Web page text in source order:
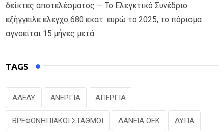
δείκτες αποτελέσματος — Το Ελεγκτικό Συνέδριο
εξήγγειλε έλεγχο 680 εκατ. ευρώ το 2025, το πόρισμα
αγνοείται 15 μήνες μετά
TAGS
ΑΔΕΔΥ ΑΝΕΡΓΙΑ ΑΠΕΡΓΙΑ
ΒΡΕΦΟΝΗΠΙΑΚΟΙ ΣΤΑΘΜΟΙ ΔΑΝΕΙΑ ΟΕΚ ΔΥΠΑ